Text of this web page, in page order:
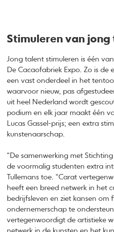
Stimuleren van
Jong talent stimuleren is één
De Cacaofabriek Expo. Zo is de
een vast onderdeel in het
waarvoor nieuw, pas
uit heel Nederland wordt
podium en elk jaar maakt één
Lucas Gassel-prijs; een extra
kunstenaarschap.
“De samenwerking met
de voormalig studenten extra
Tullemans toe. “Carat
heeft een breed netwerk in het
bedrijfsleven en ziet kansen om
ondernemerschap te
vertegenwoordigt de artistieke